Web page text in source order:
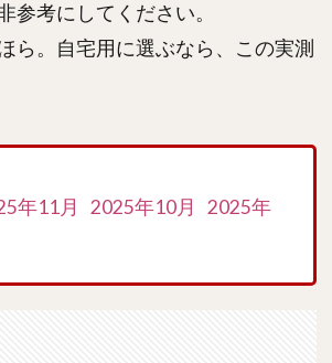
考にしてください。
ら。自宅用に選ぶなら、この実測
年11月 2025年10月
2025年